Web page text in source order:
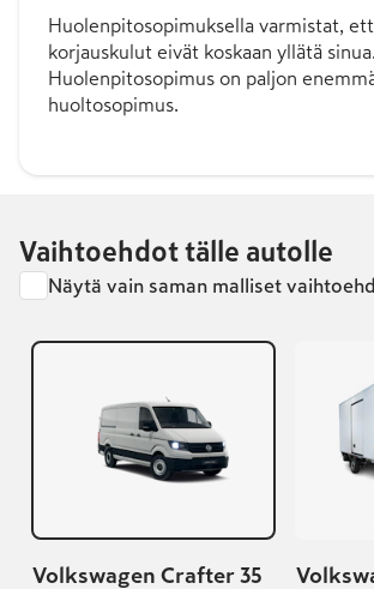
Huolenpitosopimuksella varmistat,
korjauskulut eivät koskaan yllätä sinua.
Huolenpitosopimus on paljon
huoltosopimus.
Vaihtoehdot tälle autolle
Näytä vain saman malliset
Volkswagen Crafter 35